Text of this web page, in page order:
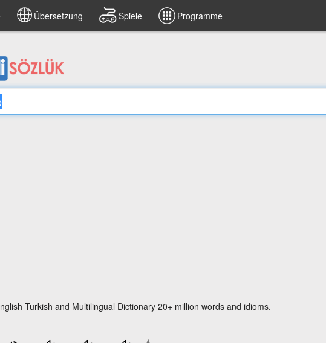
Übersetzung Spiele Programme
Turkish and Multilingual Dictionary 20+ million words and idioms.